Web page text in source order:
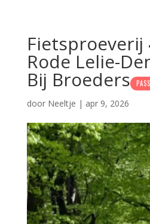
Fietsproeverij
Rode Lelie-
Bij Broeders
door Neeltje | apr 9, 2026